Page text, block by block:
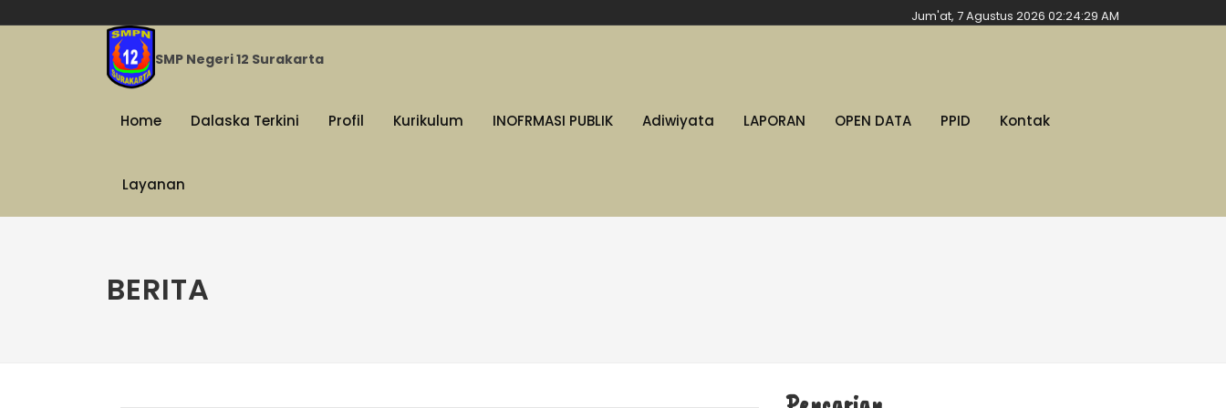
Jum'at, 7 Agustus 2026 02:24:30 AM
SMP Negeri 12 Surakarta
Home Dalaska Terkini Profil Kurikulum INOFRMASI PUBLIK Adiwiyata LAPORAN OPEN DATA PPID Kontak
Layanan
BERITA